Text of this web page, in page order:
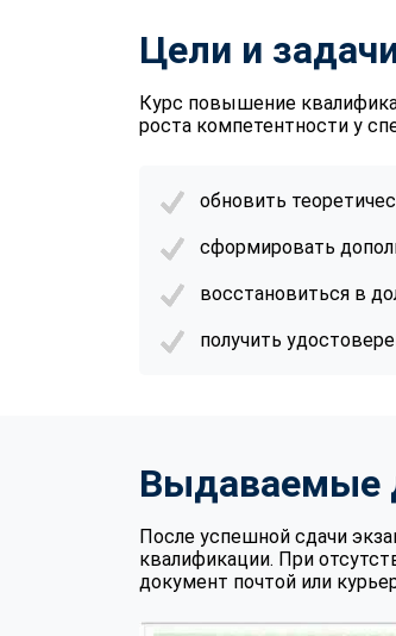
Цели и
Курс повышение
роста компетентности у
обновить
сформировать
восстановиться в
получить
Выдаваемые
После успешной сдачи
квалификации. При
документ почтой или